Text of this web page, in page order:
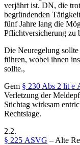
verjährt ist. DN, die
begründenden
fünf Jahre lang die
Pflichtversicherung zu
Die Neuregelung
führen, wobei ihnen
sollte.,
Gem § 230 Abs 2 lit e
Verletzung der
Stichtag wirksam
Rechtslage.
2.2.
§ 225 ASVG – Alte